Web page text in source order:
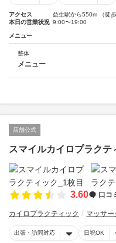
アクセス
益生駅から550m （徒歩
本日の営業状況 9:00〜19:00
メニュー
整体
メニュー
店舗公式
スマイルカイロプラクテ
3.60 口コ
カイロプラクティック マッサー
出張・訪問対応 日祝OK